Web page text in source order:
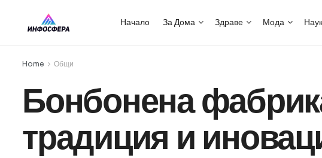
Начало За Дома Здраве Мода
Home Общи
Бонбонена
традиция и